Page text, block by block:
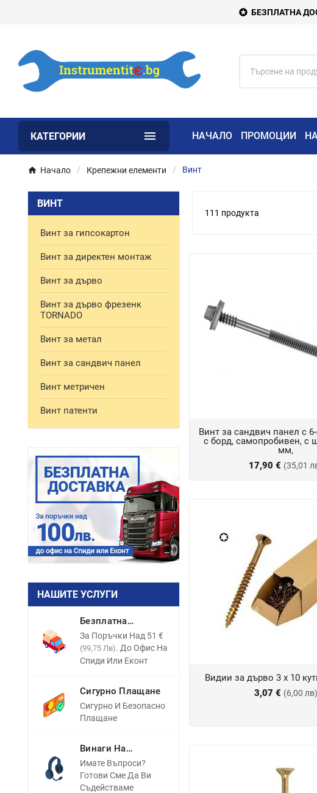
 БЕЗПЛАТНА
КАТЕГОРИИ  НАЧАЛО ПРОМОЦИИ
Начало Крепежни елементи Винт
ВИНТ
Винт за гипсокартон
Винт за директен монтаж
Винт за дърво
Винт за дърво фрезенк
TORNADO
Винт за метал
Винт за сандвич панел
Винт метричен
Винт патенти
НАШИТЕ УСЛУГИ
Безплатна
Доставка
За Поръчки Над 51 €
(99,75 Лв). До Офис На
Спиди Или Еконт
Сигурно Плащане
Сигурно И Безопасно
Плащане
Винаги На
Разположение
Имате Въпроси?
Готови Сме Да Ви
Съдействаме
111 продукта
Винт за сандвич панел с
с борд, самопробивен, с
мм,
17,90 € (35,01
Видии за дърво 3 х 10
3,07 € (6,00 лв)